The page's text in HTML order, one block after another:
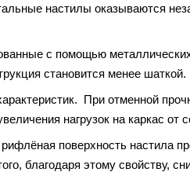
настилы оказываются
с помощью
становится менее шаткой.
При отменной
нагрузок на каркас от
поверхность настила
благодаря этому свойству,